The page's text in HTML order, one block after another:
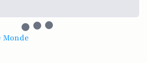
Monde